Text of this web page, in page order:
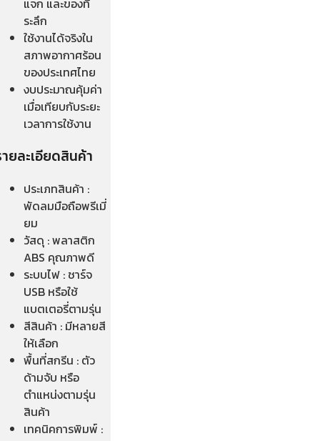
แจก และของที่
ระลึก
ใช้งานได้จริงใน
สภาพอากาศร้อน
ของประเทศไทย
งบประมาณคุ้มค่า
เมื่อเทียบกับระยะ
เวลาการใช้งาน
ยละเอียดสินค้า
ประเภทสินค้า :
พัดลมมือถือพรีเมี่
ยม
วัสดุ : พลาสติก
ABS คุณภาพดี
ระบบไฟ : ชาร์จ
USB หรือใช้
แบตเตอรี่ตามรุ่น
สีสินค้า : มีหลายสี
ให้เลือก
พื้นที่สกรีน : ตัว
ด้ามจับ หรือ
ตำแหน่งตามรุ่น
สินค้า
เทคนิคการพิมพ์ :